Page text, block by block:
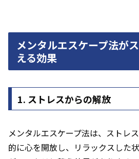
メンタルエスケープ法が
える効果
1. ストレスからの解放
メンタルエスケープ法は、ストレ
的に心を開放し、リラックスした